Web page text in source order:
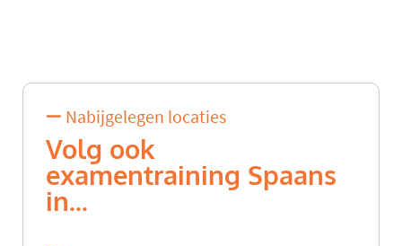
Nabijgelegen locaties
Volg ook
examentraining Spaans
in...